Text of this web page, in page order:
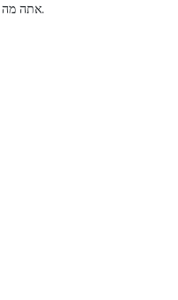
אתה מה שאתה עושה, לא מה שאתה אומר שתעשה.